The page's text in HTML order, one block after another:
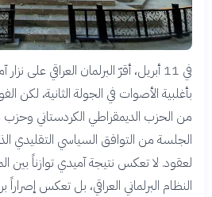
في 11 أبريل، أقرّ البرلمان العراقي على
بأغلبية الأصوات في الجولة الثانية، لكن
من الحزب الديمقراطي الكردستاني
الجلسة من التوافق السياسي التقليدي
لعقود. لا تعكس نتيجة آميدي توازناً بين
النظام البرلماني العراقي، بل تعكس